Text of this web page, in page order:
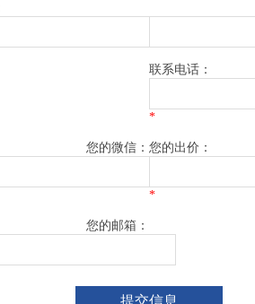
联系电话：
*
您的微信： 您的出价：
*
您的邮箱：